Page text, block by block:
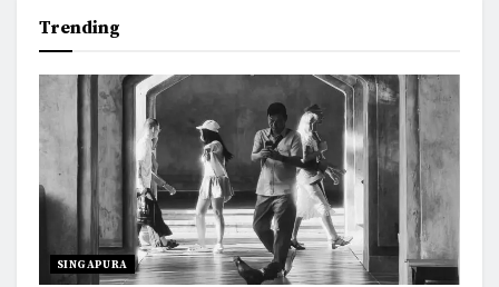
Trending
SINGAPURA